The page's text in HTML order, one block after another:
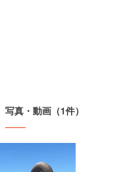
写真・動画（1件）